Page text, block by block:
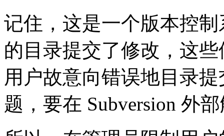
记住，这是一个版本控
的目录提交了修改，这
用户故意向错误地目录
题，要在 Subversion 外